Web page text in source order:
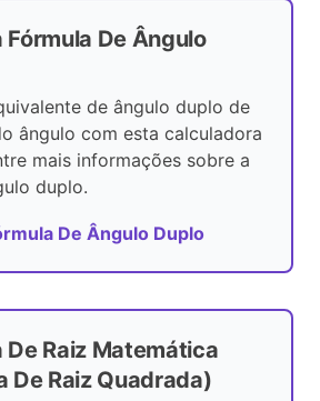
De Ângulo
de ângulo duplo de
ângulo com esta calculadora
mais informações sobre a
duplo.
De Ângulo Duplo
De Raiz Matemática
De Raiz Quadrada)